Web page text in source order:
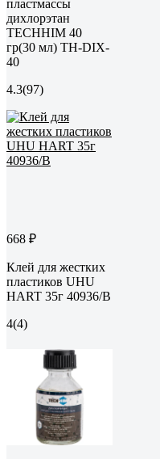
пластмассы
дихлорэтан
TECHHIM 40
гр(30 мл) TH-DIX-
40
4.3(97)
668 ₽
Клей для жестких
пластиков UHU
HART 35г 40936/B
4(4)